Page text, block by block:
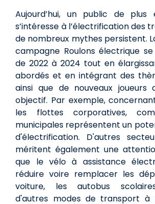
Aujourd’hui, un public de
s’intéresse à l’électrification des
de nombreux mythes persistent.
campagne Roulons électrique
de 2022 à 2024 tout en
abordés et en intégrant des
ainsi que de nouveaux
objectif. Par exemple,
les flottes corporatives,
municipales représentent un
d'électrification. D'autres
méritent également une
que le vélo à assistance
réduire voire remplacer les
voiture, les autobus
d'autres modes de transport à